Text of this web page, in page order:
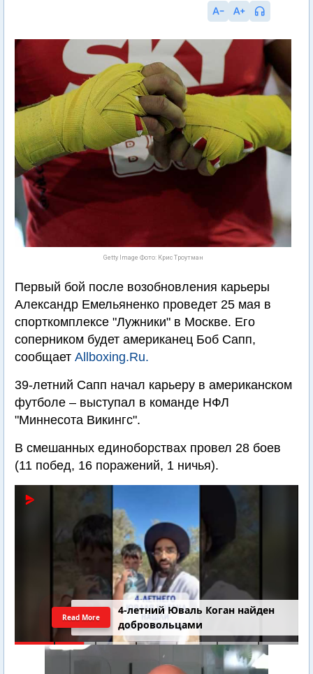
Getty Image Фото: Крис Троутман
Первый бой после возобновления карьеры
Александр Емельяненко проведет 25 мая в
спорткомплексе "Лужники" в Москве. Его
соперником будет американец Боб Сапп,
сообщает Allboxing.Ru.
39-летний Сапп начал карьеру в американском
футболе – выступал в команде НФЛ
"Миннесота Викингс".
В смешанных единоборствах провел 28 боев
(11 побед, 16 поражений, 1 ничья).
4-летний Юваль Коган найден
добровольцами
Read More